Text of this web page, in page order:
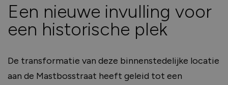
Een nieuwe invulling voor
een historische plek
De transformatie van deze binnenstedelijke locatie
aan de Mastbosstraat heeft geleid tot een